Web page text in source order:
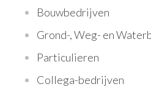
Bouwbedrijven
Grond-, Weg- en
Particulieren
Collega-bedrijven